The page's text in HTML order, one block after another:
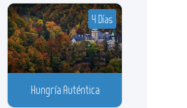
Hungría Auténtica
4 Días